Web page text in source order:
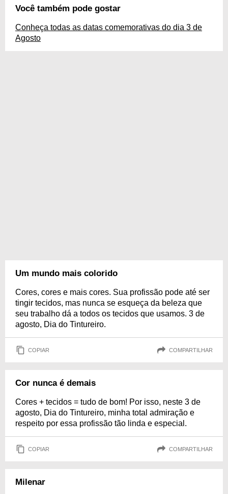
Você também pode gostar
Conheça todas as datas comemorativas do dia 3 de
Agosto
Um mundo mais colorido
Cores, cores e mais cores. Sua profissão pode até ser
tingir tecidos, mas nunca se esqueça da beleza que
seu trabalho dá a todos os tecidos que usamos. 3 de
agosto, Dia do Tintureiro.
COPIAR COMPARTILHAR
Cor nunca é demais
Cores + tecidos = tudo de bom! Por isso, neste 3 de
agosto, Dia do Tintureiro, minha total admiração e
respeito por essa profissão tão linda e especial.
COPIAR COMPARTILHAR
Milenar